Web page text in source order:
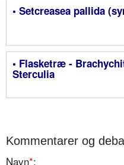
• Setcreasea pallida
• Flasketræ -
Sterculia
Kommentarer og
Navn*: